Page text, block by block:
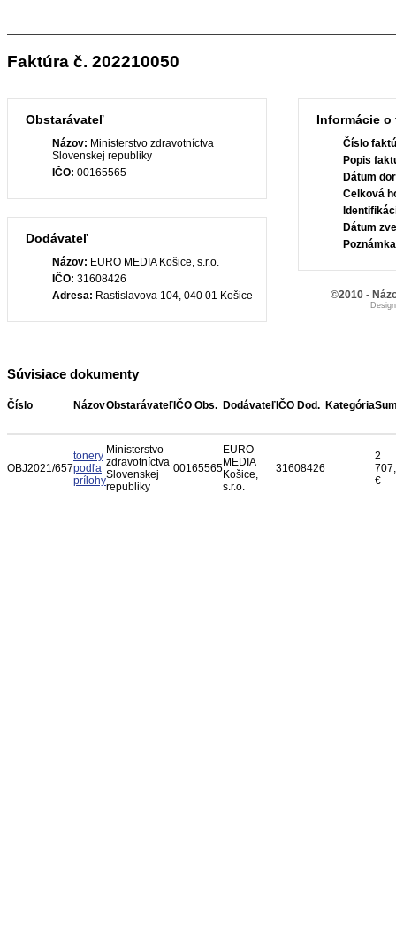
Faktúra č. 202210050
Obstarávateľ
Názov: Ministerstvo zdravotníctva
Slovenskej republiky
IČO: 00165565
Dodávateľ
Názov: EURO MEDIA Košice, s.r.o.
IČO: 31608426
Adresa: Rastislavova 104, 040 01 Košice
Informácie o
Číslo
Popis
Dátum
Celková
Dátum
Súvisiace dokumenty
Číslo NázovObstarávateľ IČO Obs. Dodávateľ IČO Dod. Kategória
OBJ2021/657
tonery
podľa
prílohy
Ministerstvo
zdravotníctva
Slovenskej
republiky
00165565
EURO
MEDIA
Košice,
s.r.o.
31608426
2
€
©2010 -